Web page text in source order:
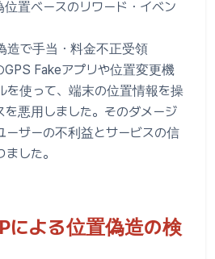
置ベースのリワード・イベン
造で手当・料金不正受領
GPS Fakeアプリや位置変更機
を使って、端末の位置情報を操
悪用しました。そのダメージ
ーザーの不利益とサービスの信
した。
による位置偽造の検